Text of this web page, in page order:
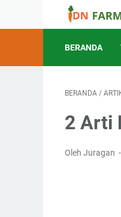
BERANDA
BERANDA /
2 Arti
Oleh Juragan